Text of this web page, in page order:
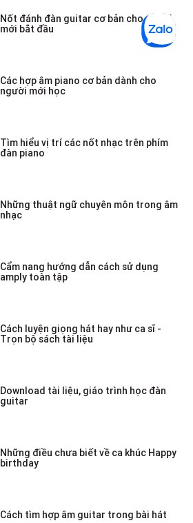
Nốt đánh đàn guitar cơ bản cho người
mới bắt đầu
Các hợp âm piano cơ bản dành cho
người mới học
Tìm hiểu vị trí các nốt nhạc trên phím
đàn piano
Những thuật ngữ chuyên môn trong âm
nhạc
Cẩm nang hướng dẫn cách sử dụng
amply toàn tập
Cách luyện giọng hát hay như ca sĩ -
Trọn bộ sách tài liệu
Download tài liệu, giáo trình học đàn
guitar
Những điều chưa biết về ca khúc Happy
birthday
Cách tìm hợp âm guitar trong bài hát